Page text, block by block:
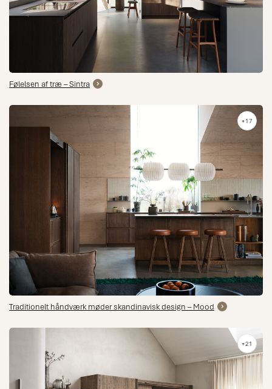
Følelsen af ​​træ – Sintra
+17
Traditionelt håndværk møder skandinavisk design – Mood
+21